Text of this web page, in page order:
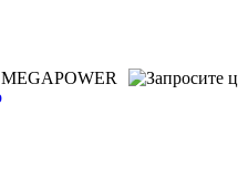
MEGAPOWER